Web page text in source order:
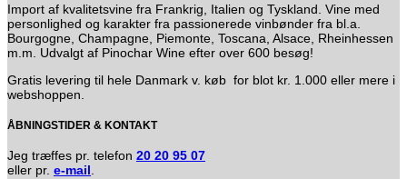
Import af kvalitetsvine fra Frankrig, Italien og Tyskland. Vine med
personlighed og karakter fra passionerede vinbønder fra bl.a.
Bourgogne, Champagne, Piemonte, Toscana, Alsace, Rheinhessen
m.m. Udvalgt af Pinochar Wine efter over 600 besøg!
Gratis levering til hele Danmark v. køb for blot kr. 1.000 eller mere i
webshoppen.
ÅBNINGSTIDER & KONTAKT
Jeg træffes pr. telefon 20 20 95 07
eller pr. e-mail.